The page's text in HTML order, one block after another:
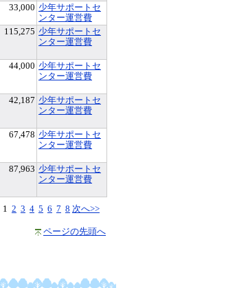
33,000 少年サポートセ
ンター運営費
115,275 少年サポートセ
ンター運営費
44,000 少年サポートセ
ンター運営費
42,187 少年サポートセ
ンター運営費
67,478 少年サポートセ
ンター運営費
87,963 少年サポートセ
ンター運営費
1 2 3 4 5 6 7 8 次へ>>
ページの先頭へ